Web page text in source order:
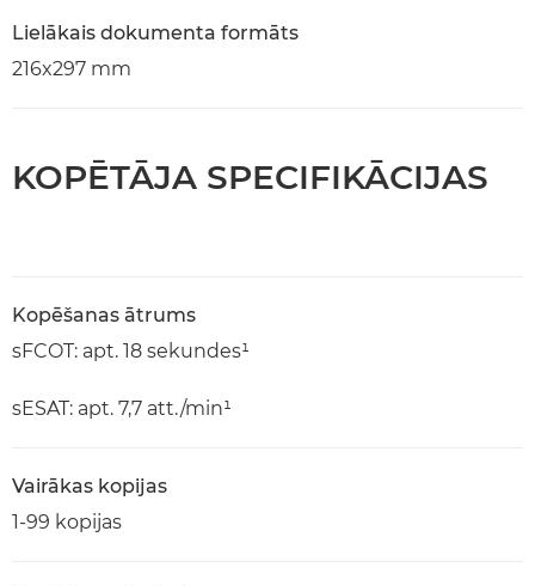
Lielākais dokumenta formāts
216x297 mm
KOPĒTĀJA SPECIFIKĀCIJAS
Kopēšanas ātrums
sFCOT: apt. 18 sekundes¹
sESAT: apt. 7,7 att./min¹
Vairākas kopijas
1-99 kopijas